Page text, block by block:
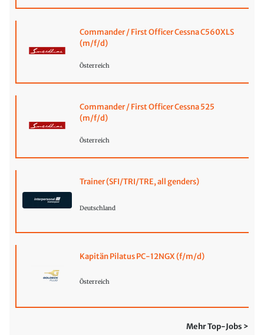
Commander / First Officer Cessna C560XLS
(m/f/d)
Österreich
Commander / First Officer Cessna 525
(m/f/d)
Österreich
Trainer (SFI/TRI/TRE, all genders)
Deutschland
Kapitän Pilatus PC-12NGX (f/m/d)
Österreich
Mehr Top-Jobs >